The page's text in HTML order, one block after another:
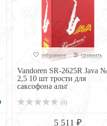
избранное сравнить
Vandoren SR-2625R Java №
2,5 10 шт трости для
саксофона альт
(0)
5 511 ₽